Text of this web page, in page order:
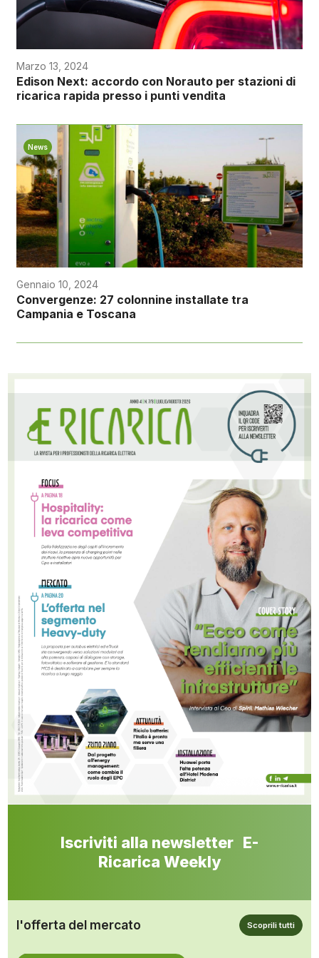
Marzo 13, 2024
Edison Next: accordo con Norauto per stazioni di
ricarica rapida presso i punti vendita
News
Gennaio 10, 2024
Convergenze: 27 colonnine installate tra
Campania e Toscana
Iscriviti alla newsletter E-
Ricarica Weekly
l'offerta del mercato Scoprili tutti